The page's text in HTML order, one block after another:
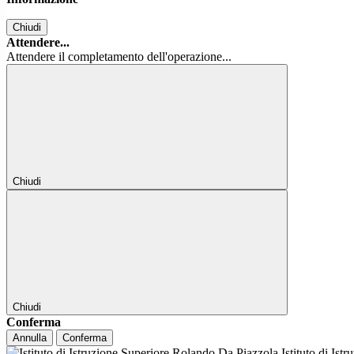
Chiudi
Attendere...
Attendere il completamento dell'operazione...
Chiudi
Chiudi
Conferma
Annulla Conferma